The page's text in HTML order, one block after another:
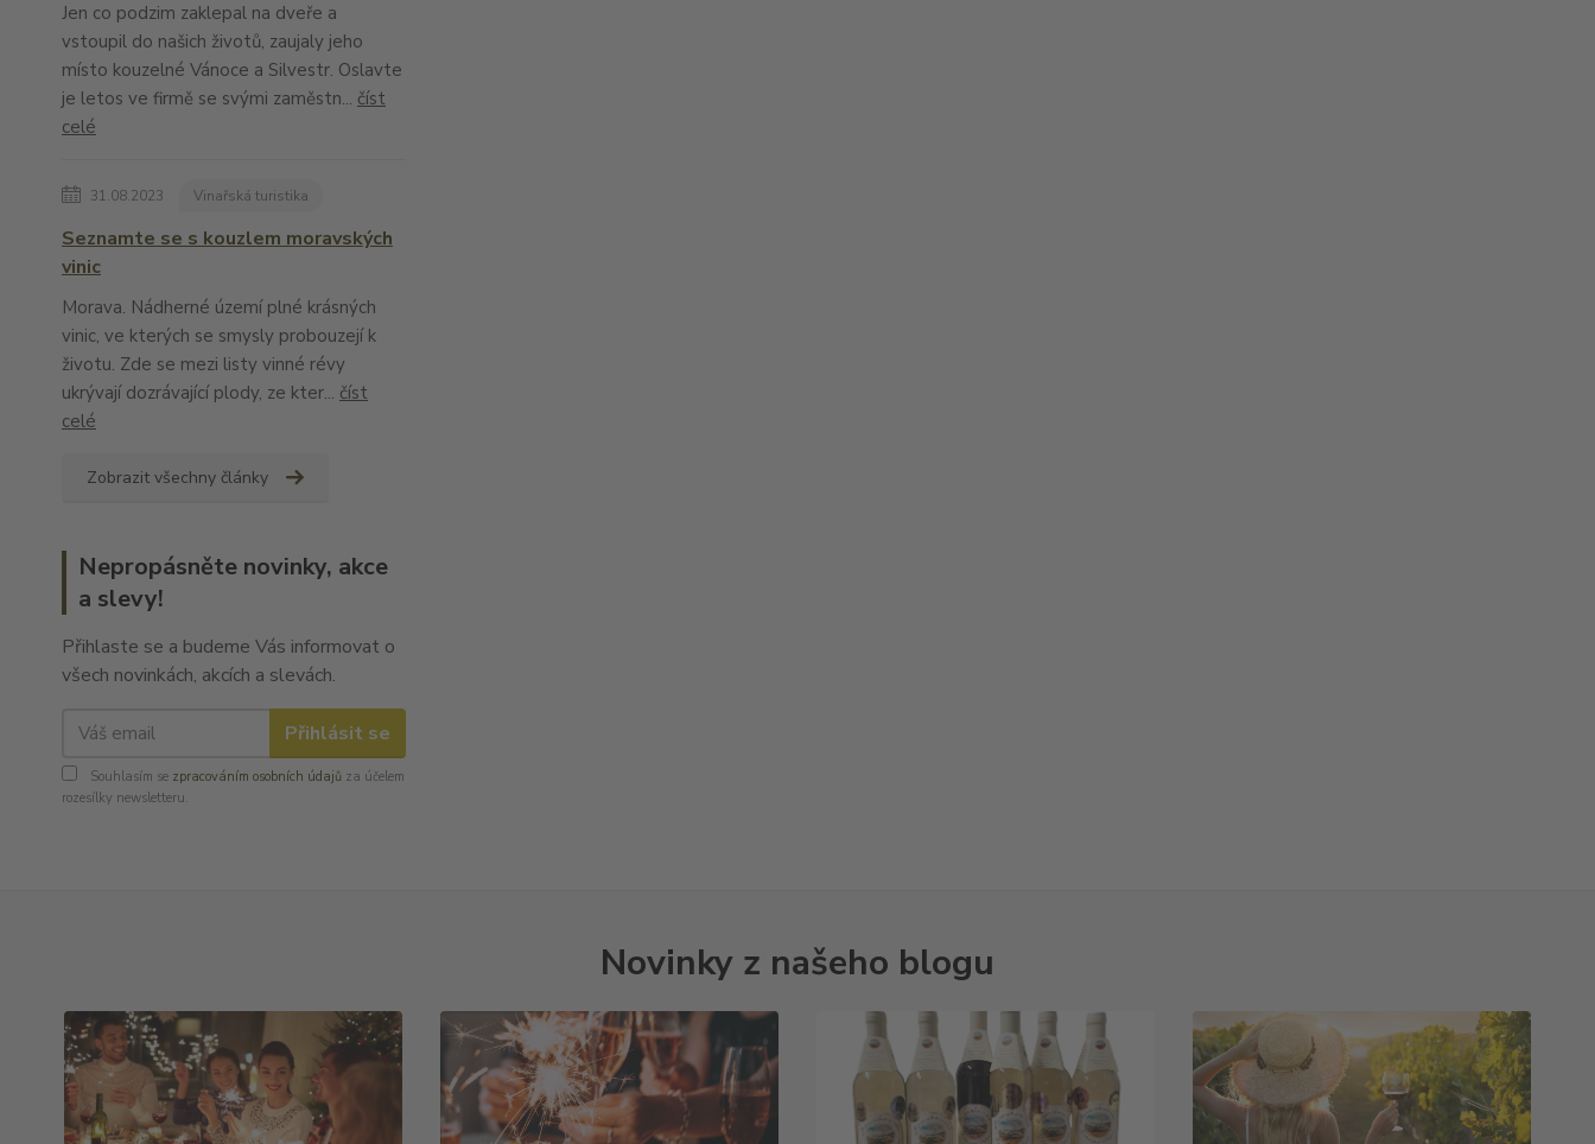
Jen co podzim zaklepal na dveře a
vstoupil do našich životů, zaujaly jeho
místo kouzelné Vánoce a Silvestr. Oslavte
je letos ve firmě se svými zaměstn... číst
celé
31.08.2023 Vinařská turistika
Seznamte se s kouzlem moravských
vinic
Morava. Nádherné území plné krásných
vinic, ve kterých se smysly probouzejí k
životu. Zde se mezi listy vinné révy
ukrývají dozrávající plody, ze kter... číst
celé
Zobrazit všechny články
Nepropásněte novinky, akce
a slevy!
Přihlaste se a budeme Vás informovat o
všech novinkách, akcích a slevách.
Přihlásit se
Souhlasím se zpracováním osobních údajů za účelem
rozesílky newsletteru.
Novinky z našeho blogu